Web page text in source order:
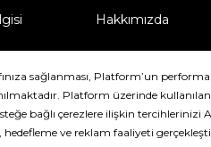
Hakkımızda